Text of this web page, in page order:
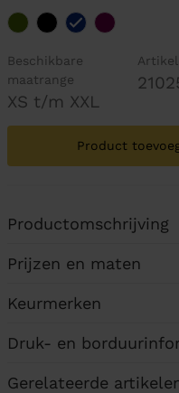
Beschikbare
maatrange
XS t/m XXL
Product
Productomschrijving
Prijzen en maten
Keurmerken
Druk- en
Gerelateerde